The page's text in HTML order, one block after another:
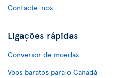
Contacte-nos
Ligações rápidas
Conversor de moedas
Voos baratos para o Canadá